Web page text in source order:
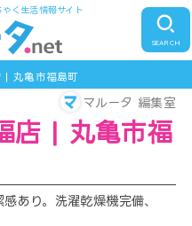
く生活情報サイト
SEARCH
| 丸亀市福島町
マルータ 編集室
店 | 丸亀市福
あり。洗濯乾燥機完備、